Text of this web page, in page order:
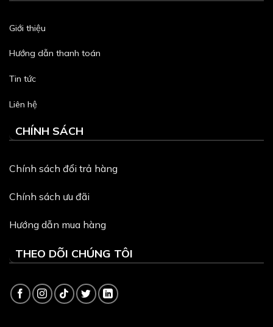
Giới thiệu
Hướng dẫn thanh toán
Tin tức
Liên hệ
CHÍNH SÁCH
Chính sách đổi trả hàng
Chính sách ưu đãi
Hướng dẫn mua hàng
THEO DÕI CHÚNG TÔI